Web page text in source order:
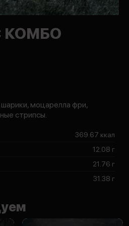
КОМБО
моцарелла фри,
стрипсы.
369.67 ккал
12.08 г
21.76 г
31.38 г